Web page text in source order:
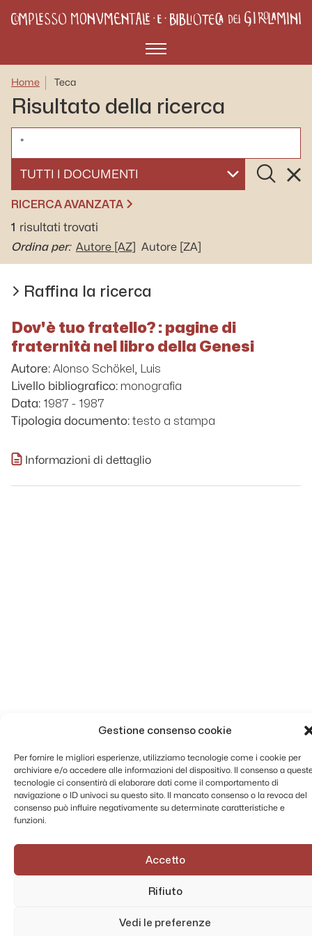
Gestione consenso cookie
Per fornire le migliori esperienze, utilizziamo tecnologie come i cookie per
archiviare e/o accedere alle informazioni del dispositivo. Il consenso a
tecnologie ci consentirà di elaborare dati come il comportamento di
navigazione o ID univoci su questo sito. Il mancato consenso o la revoca del
consenso può influire negativamente su determinate caratteristiche e
funzioni.
Accetto
Rifiuto
Vedi le preferenze
Menù
Home Teca
Risultato della ricerca
SELEZIONA UN DOCUMENTO
Cerca
RICERCA AVANZATA
1 risultati trovati
Ordina per: Autore [AZ] Autore [ZA]
Raffina la ricerca
Dov'è tuo fratello? : pagine di
fraternità nel libro della Genesi
Autore: Alonso Schökel, Luis
Livello bibliografico: monografia
Data: 1987 - 1987
Tipologia documento: testo a stampa
Informazioni di dettaglio